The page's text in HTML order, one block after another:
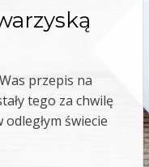
przepis na
tego za chwilę
świecie